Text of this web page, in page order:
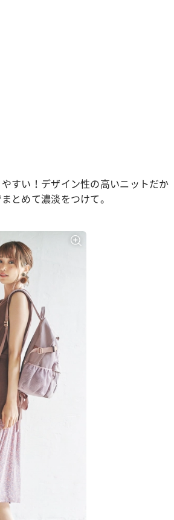
すい！デザイン性の高いニットだか
とめて濃淡をつけて。